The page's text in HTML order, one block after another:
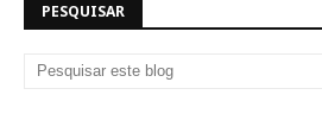
PESQUISAR